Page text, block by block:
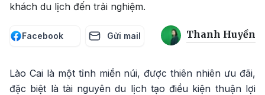
khách du lịch đến trải nghiệm.
Facebook Gửi mail Thanh Huyền
Lào Cai là một tỉnh miền núi, được thiên nhiên ưu đãi,
đặc biệt là tài nguyên du lịch tạo điều kiện thuận lợi